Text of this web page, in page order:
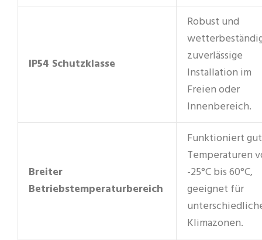
IP54 Schutzklasse
Robust und
zuverlässige
Installation im
Freien oder
Innenbereich.
Breiter
Betriebstemperaturbereich
Funktioniert
Temperaturen
-25°C bis 60°C,
geeignet für
Klimazonen.